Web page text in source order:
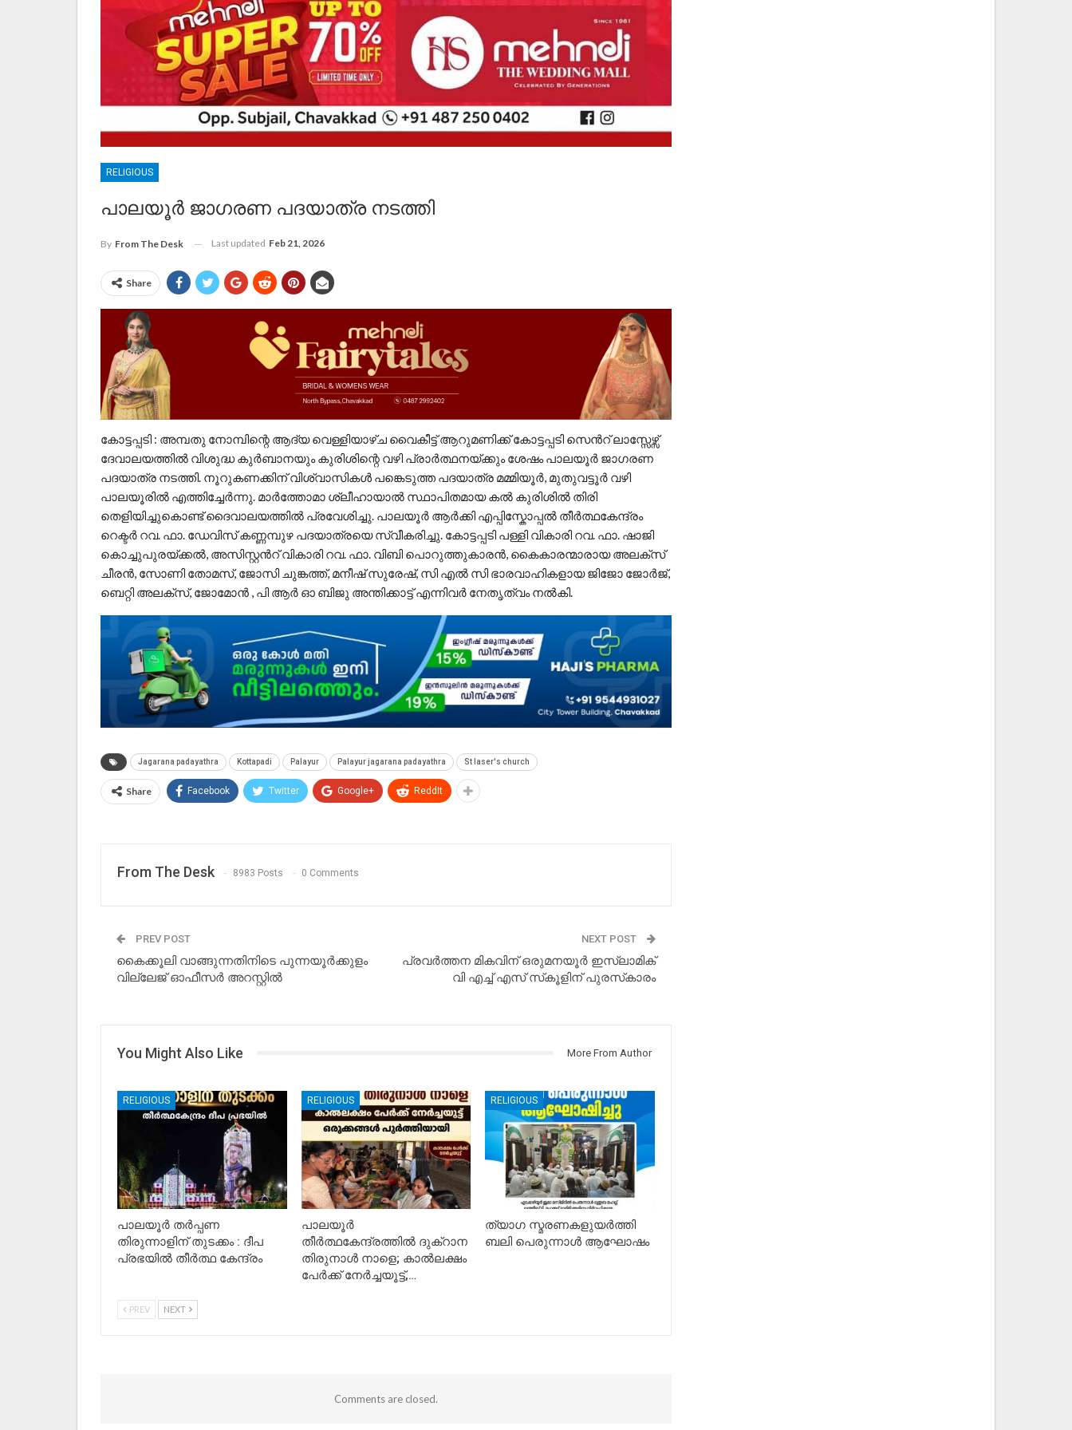
RELIGIOUS
പാലയൂർ ജാഗരണ പദയാത്ര നടത്തി
By From The Desk Last updated Feb 21, 2026
Share
കോട്ടപ്പടി : അമ്പതു നോമ്പിന്റെ ആദ്യ വെള്ളിയാഴ്ച വൈകീട്ട് ആറുമണിക്ക് കോട്ടപ്പടി സെൻറ് ലാസ്സേഴ്സ്
ദേവാലയത്തിൽ വിശുദ്ധ കുർബാനയും കുരിശിന്റെ വഴി പ്രാർത്ഥനയ്ക്കും ശേഷം പാലയൂർ ജാഗരണ
പദയാത്ര നടത്തി. നൂറുകണക്കിന് വിശ്വാസികൾ പങ്കെടുത്ത പദയാത്ര മമ്മിയൂർ, മുതുവട്ടൂർ വഴി
പാലയൂരിൽ എത്തിച്ചേർന്നു. മാർത്തോമാ ശ്ലീഹായാൽ സ്ഥാപിതമായ കൽ കുരിശിൽ തിരി
തെളിയിച്ചുകൊണ്ട് ദൈവാലയത്തിൽ പ്രവേശിച്ചു. പാലയൂർ ആർക്കി എപ്പിസ്കോപ്പൽ തീർത്ഥകേന്ദ്രം
റെക്ടർ റവ. ഫാ. ഡേവിസ് കണ്ണമ്പുഴ പദയാത്രയെ സ്വീകരിച്ചു. കോട്ടപ്പടി പള്ളി വികാരി റവ. ഫാ. ഷാജി
കൊച്ചുപുരയ്ക്കൽ, അസിസ്റ്റൻറ് വികാരി റവ. ഫാ. വിബി പൊറുത്തുകാരൻ, കൈകാരന്മാരായ അലക്സ്
ചീരൻ, സോണി തോമസ്, ജോസി ചുങ്കത്ത്, മനീഷ് സുരേഷ്, സി എൽ സി ഭാരവാഹികളായ ജിജോ ജോർജ്,
ബെറ്റി അലക്സ്, ജോമോൻ , പി ആർ ഓ ബിജു അന്തിക്കാട്ട് എന്നിവർ നേതൃത്വം നൽകി.
Jagarana padayathra Kottapadi Palayur Palayur jagarana padayathra St laser's church
Share Facebook Twitter Google+ ReddIt
From The Desk 8983 Posts 0 Comments
PREV POST
കൈക്കൂലി വാങ്ങുന്നതിനിടെ പുന്നയൂർക്കുളം
വില്ലേജ് ഓഫീസർ അറസ്റ്റിൽ
NEXT POST
പ്രവർത്തന മികവിന് ഒരുമനയൂർ ഇസ്ലാമിക്‌
വി എച്ച് എസ് സ്‌കൂളിന് പുരസ്‌കാരം
You Might Also Like More From Author
RELIGIOUS
പാലയൂർ തർപ്പണ
തിരുന്നാളിന് തുടക്കം : ദീപ
പ്രഭയിൽ തീർത്ഥ കേന്ദ്രം
RELIGIOUS
പാലയൂർ
തീർത്ഥകേന്ദ്രത്തിൽ ദുക്റാന
തിരുനാൾ നാളെ; കാൽലക്ഷം
പേർക്ക് നേർച്ചയൂട്ട്,…
RELIGIOUS
ത്യാഗ സ്മരണകളുയർത്തി
ബലി പെരുന്നാൾ ആഘോഷം
PREV NEXT
Comments are closed.